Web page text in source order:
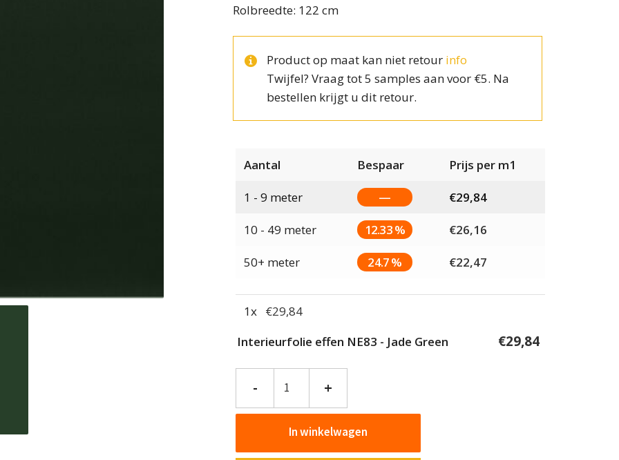
Rolbreedte: 122 cm
Product op maat kan niet retour info
Twijfel? Vraag tot 5 samples aan voor €5. Na
bestellen krijgt u dit retour.
Aantal Bespaar Prijs per m1
1 - 9 meter — €29,84
10 - 49 meter 12.33 % €26,16
50+ meter 24.7 % €22,47
1x €29,84
Interieurfolie effen NE83 - Jade Green
€29,84
-
NE83
Jade
+
In winkelwagen